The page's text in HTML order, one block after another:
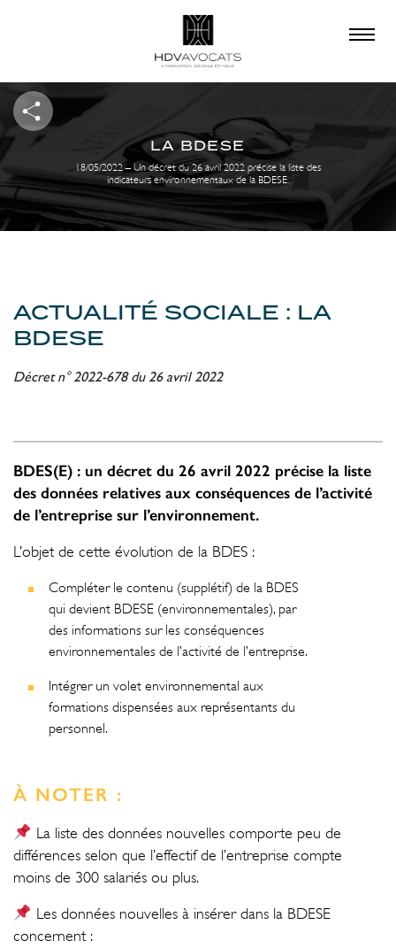
×
QUE RECHERCHEZ-
VOUS ?
LA BDESE
18/05/2022 – Un décret du 26 avril 2022 précise la liste des
indicateurs environnementaux de la BDESE.
ACTUALITÉ SOCIALE : LA
BDESE
Décret n° 2022-678 du 26 avril 2022
BDES(E) : un décret du 26 avril 2022 précise la liste
des données relatives aux conséquences de l’activité
de l’entreprise sur l’environnement.
L’objet de cette évolution de la BDES :
Compléter le contenu (supplétif) de la BDES
qui devient BDESE (environnementales), par
des informations sur les conséquences
environnementales de l’activité de l’entreprise.
Intégrer un volet environnemental aux
formations dispensées aux représentants du
personnel.
À NOTER :
La liste des données nouvelles comporte peu de
différences selon que l’effectif de l’entreprise compte
moins de 300 salariés ou plus.
Les données nouvelles à insérer dans la BDESE
concernent :